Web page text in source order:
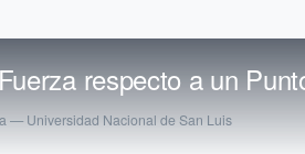
respecto a un
— Universidad Nacional de San Luis